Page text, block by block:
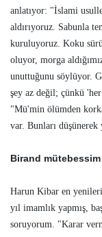
anlatıyor: "İslami
aldırıyoruz. Sabunla
kuruluyoruz. Koku
oluyor, morga
unuttuğunu söylüyor.
şey az değil; çünkü
"Mü'min ölümden
var. Bunları düşünerek
Birand
Harun Kibar en
yıl imamlık yapmış,
soruyorum. "Karar